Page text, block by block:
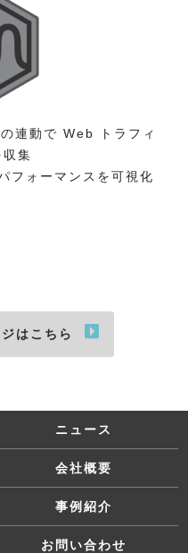
連動で Web トラフィ
集
フォーマンスを可視化
はこちら
ニュース
会社概要
事例紹介
お問い合わせ